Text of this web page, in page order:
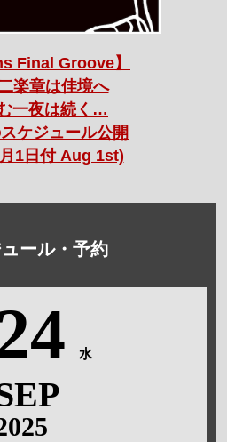
Final Groove】
楽章は佳境へ
一夜は続く…
ケジュール公開
1日付 Aug 1st)
ール・予約
水